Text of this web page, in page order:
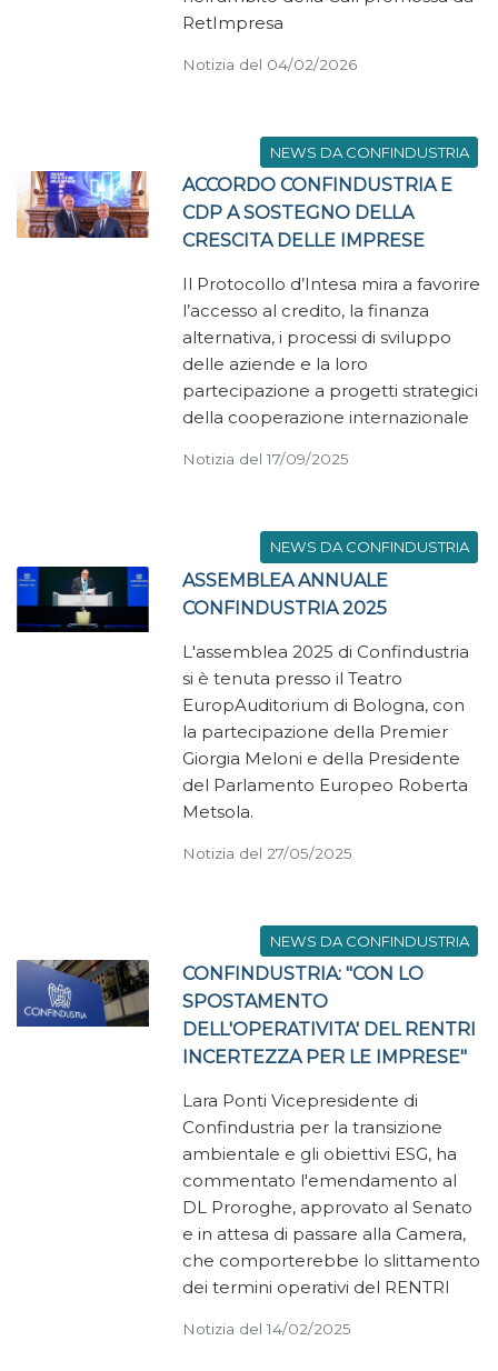
RetImpresa
Notizia del 04/02/2026
NEWS DA CONFINDUSTRIA
ACCORDO CONFINDUSTRIA E
CDP A SOSTEGNO DELLA
CRESCITA DELLE IMPRESE
Il Protocollo d’Intesa mira a favorire
l’accesso al credito, la finanza
alternativa, i processi di sviluppo
delle aziende e la loro
partecipazione a progetti strategici
della cooperazione internazionale
Notizia del 17/09/2025
NEWS DA CONFINDUSTRIA
ASSEMBLEA ANNUALE
CONFINDUSTRIA 2025
L'assemblea 2025 di Confindustria
si è tenuta presso il Teatro
EuropAuditorium di Bologna, con
la partecipazione della Premier
Giorgia Meloni e della Presidente
del Parlamento Europeo Roberta
Metsola.
Notizia del 27/05/2025
NEWS DA CONFINDUSTRIA
CONFINDUSTRIA: "CON LO
SPOSTAMENTO
DELL'OPERATIVITA' DEL RENTRI
INCERTEZZA PER LE IMPRESE"
Lara Ponti Vicepresidente di
Confindustria per la transizione
ambientale e gli obiettivi ESG, ha
commentato l'emendamento al
DL Proroghe, approvato al Senato
e in attesa di passare alla Camera,
che comporterebbe lo slittamento
dei termini operativi del RENTRI
Notizia del 14/02/2025